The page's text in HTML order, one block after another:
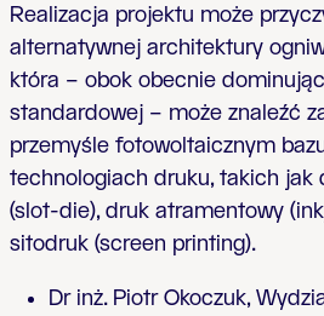
Realizacja projektu może
alternatywnej architektury
która – obok obecnie
standardowej – może znaleźć
przemyśle fotowoltaicznym
technologiach druku, takich jak
(slot-die), druk atramentowy
sitodruk (screen printing).
Dr inż. Piotr Okoczuk,